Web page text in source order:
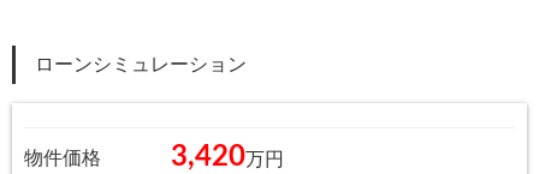
ローンシミュレーション
物件価格 3,420万円